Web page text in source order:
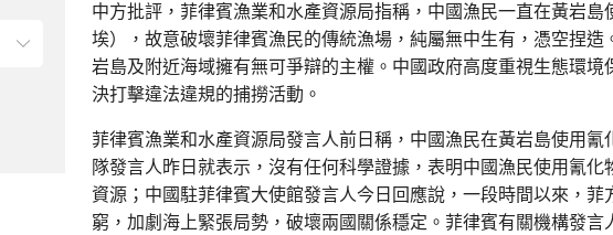
中方批評，菲律賓漁業和水產資源局指稱，中國漁民一直在黃岩島
埃），故意破壞菲律賓漁民的傳統漁場，純屬無中生有，憑空捏造
岩島及附近海域擁有無可爭辯的主權。中國政府高度重視生態環境
決打擊違法違規的捕撈活動。
菲律賓漁業和水產資源局發言人前日稱，中國漁民在黃岩島使用氰
隊發言人昨日就表示，沒有任何科學證據，表明中國漁民使用氰化
資源；中國駐菲律賓大使館發言人今日回應說，一段時間以來，菲
窮，加劇海上緊張局勢，破壞兩國關係穩定。菲律賓有關機構發言